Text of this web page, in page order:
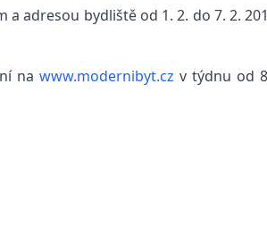
a adresou bydliště od 1. 2. do 7. 2.
na www.modernibyt.cz v týdnu od